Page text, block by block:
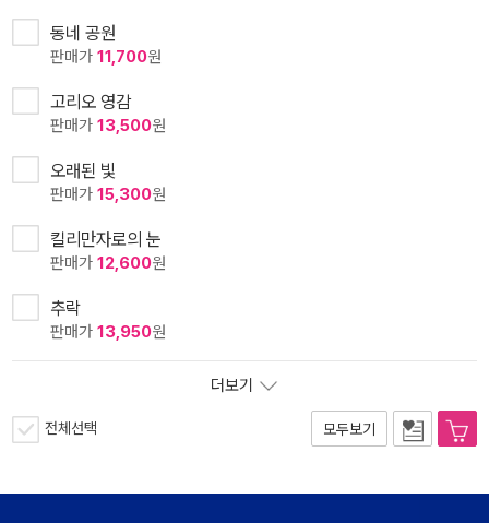
동네 공원
판매가 11,700원
고리오 영감
판매가 13,500원
오래된 빛
판매가 15,300원
킬리만자로의 눈
판매가 12,600원
추락
판매가 13,950원
더보기
전체선택 모두보기